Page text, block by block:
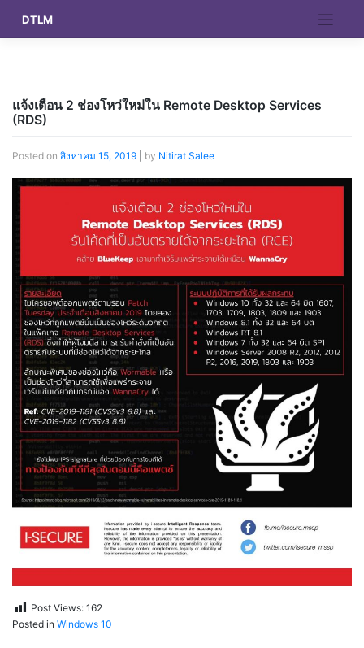
content
DTLM
แจ้งเตือน 2 ช่องโหว่ใหม่ใน Remote Desktop Services
(RDS)
Posted on สิงหาคม 15, 2019 by Nitirat Salee
Post Views: 162
Posted in Windows 10